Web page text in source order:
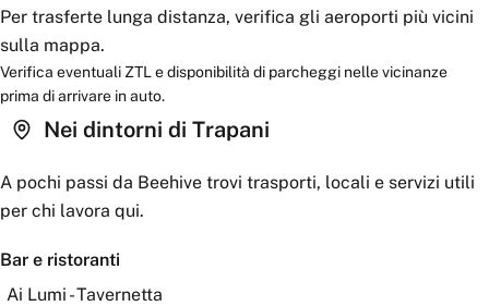
Per trasferte lunga distanza, verifica gli aeroporti più vicini
sulla mappa.
Verifica eventuali ZTL e disponibilità di parcheggi nelle vicinanze
prima di arrivare in auto.
Nei dintorni di Trapani
A pochi passi da Beehive trovi trasporti, locali e servizi utili
per chi lavora qui.
Bar e ristoranti
Ai Lumi - Tavernetta